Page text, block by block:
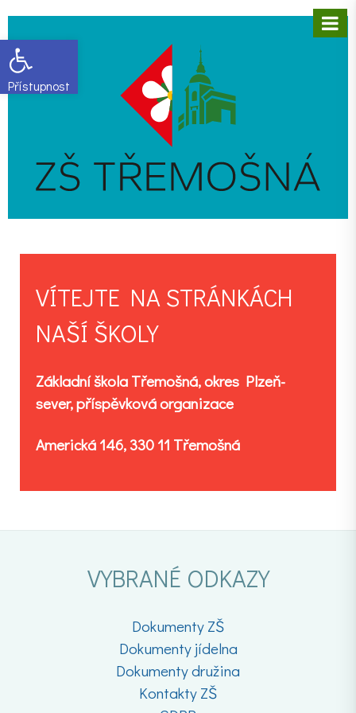
Open toolbar
VÍTEJTE NA STRÁNKÁCH
NAŠÍ ŠKOLY
Základní škola Třemošná, okres Plzeň-
sever, příspěvková organizace
Americká 146, 330 11 Třemošná
VYBRANÉ ODKAZY
Dokumenty ZŠ
Dokumenty jídelna
Dokumenty družina
Kontakty ZŠ